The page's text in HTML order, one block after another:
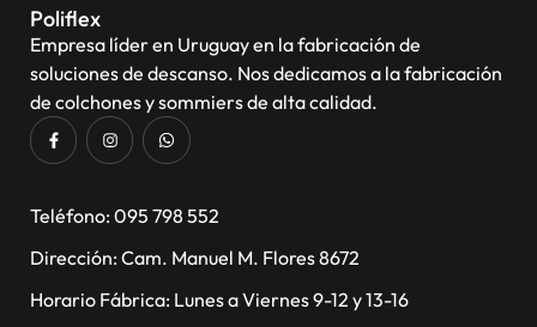
Poliflex
Empresa líder en Uruguay en la fabricación de
soluciones de descanso. Nos dedicamos a la fabricación
de colchones y sommiers de alta calidad.
​Teléfono: 095 798 552
Dirección: Cam. Manuel M. Flores 8672
Horario Fábrica: Lunes a Viernes 9-12 y 13-16